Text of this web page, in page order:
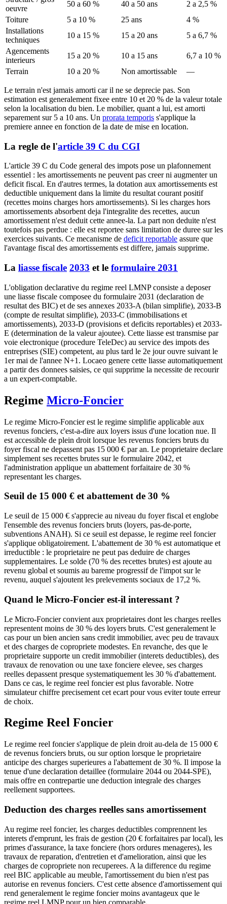
oeuvre
50 a 60 % 40 a 50 ans
2 a 2,5 %
Toiture
5 a 10 % 25 ans
4 %
Installations
techniques
10 a 15 % 15 a 20 ans
5 a 6,7 %
Agencements
interieurs
15 a 20 % 10 a 15 ans
6,7 a 10 %
Terrain
10 a 20 % Non amortissable —
Le terrain n'est jamais amorti car il ne se deprecie pas. Son
estimation est generalement fixee entre 10 et 20 % de la valeur totale
selon la localisation du bien. Le mobilier, quant a lui, est amorti
separement sur 5 a 10 ans. Un prorata temporis s'applique la
premiere annee en fonction de la date de mise en location.
La regle de l'article 39 C du CGI
L'article 39 C du Code general des impots pose un plafonnement
essentiel : les amortissements ne peuvent pas creer ni augmenter un
deficit fiscal. En d'autres termes, la dotation aux amortissements est
deductible uniquement dans la limite du resultat courant positif
(recettes moins charges hors amortissements). Si les charges hors
amortissements absorbent deja l'integralite des recettes, aucun
amortissement n'est deduit cette annee-la. La part non deduite n'est
toutefois pas perdue : elle est reportee sans limitation de duree sur les
exercices suivants. Ce mecanisme de deficit reportable assure que
l'avantage fiscal des amortissements est differe, jamais supprime.
La liasse fiscale 2033 et le formulaire 2031
L'obligation declarative du regime reel LMNP consiste a deposer
une liasse fiscale composee du formulaire 2031 (declaration de
resultat des BIC) et de ses annexes 2033-A (bilan simplifie), 2033-B
(compte de resultat simplifie), 2033-C (immobilisations et
amortissements), 2033-D (provisions et deficits reportables) et 2033-
E (determination de la valeur ajoutee). Cette liasse est transmise par
voie electronique (procedure TeleDec) au service des impots des
entreprises (SIE) competent, au plus tard le 2e jour ouvre suivant le
1er mai de l'annee N+1. Locaeo genere cette liasse automatiquement
a partir des donnees saisies, ce qui supprime la necessite de recourir
a un expert-comptable.
Regime Micro-Foncier
Le regime Micro-Foncier est le regime simplifie applicable aux
revenus fonciers, c'est-a-dire aux loyers issus d'une location nue. Il
est accessible de plein droit lorsque les revenus fonciers bruts du
foyer fiscal ne depassent pas 15 000 € par an. Le proprietaire declare
simplement ses recettes brutes sur le formulaire 2042, et
l'administration applique un abattement forfaitaire de 30 %
representant les charges.
Seuil de 15 000 € et abattement de 30 %
Le seuil de 15 000 € s'apprecie au niveau du foyer fiscal et englobe
l'ensemble des revenus fonciers bruts (loyers, pas-de-porte,
subventions ANAH). Si ce seuil est depasse, le regime reel foncier
s'applique obligatoirement. L'abattement de 30 % est automatique et
irreductible : le proprietaire ne peut pas deduire de charges
supplementaires. Le solde (70 % des recettes brutes) est ajoute au
revenu global et soumis au bareme progressif de l'impot sur le
revenu, auquel s'ajoutent les prelevements sociaux de 17,2 %.
Quand le Micro-Foncier est-il interessant ?
Le Micro-Foncier convient aux proprietaires dont les charges reelles
representent moins de 30 % des loyers bruts. C'est generalement le
cas pour un bien ancien sans credit immobilier, avec peu de travaux
et des charges de copropriete modestes. En revanche, des que le
proprietaire supporte un credit immobilier (interets deductibles), des
travaux de renovation ou une taxe fonciere elevee, ses charges
reelles depassent presque systematiquement les 30 % d'abattement.
Dans ce cas, le regime reel foncier est plus favorable. Notre
simulateur chiffre precisement cet ecart pour vous eviter toute erreur
de choix.
Regime Reel Foncier
Le regime reel foncier s'applique de plein droit au-dela de 15 000 €
de revenus fonciers bruts, ou sur option lorsque le proprietaire
anticipe des charges superieures a l'abattement de 30 %. Il impose la
tenue d'une declaration detaillee (formulaire 2044 ou 2044-SPE),
mais offre en contrepartie une deduction integrale des charges
reellement supportees.
Deduction des charges reelles sans amortissement
Au regime reel foncier, les charges deductibles comprennent les
interets d'emprunt, les frais de gestion (20 € forfaitaires par local), les
primes d'assurance, la taxe fonciere (hors ordures menageres), les
travaux de reparation, d'entretien et d'amelioration, ainsi que les
charges de copropriete non recuperees. A la difference du regime
reel BIC applicable au meuble, l'amortissement du bien n'est pas
autorise en revenus fonciers. C'est cette absence d'amortissement qui
rend generalement le regime foncier moins avantageux que le
regime reel LMNP pour un bien comparable.